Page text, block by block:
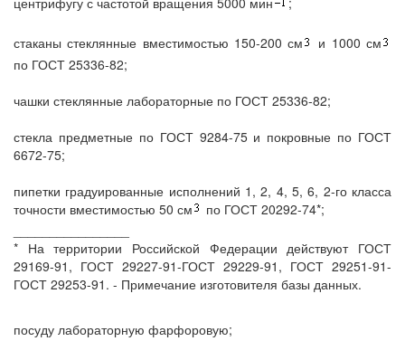
стаканы стеклянные вместимостью 150-200 см
и 1000 см
по ГОСТ 25336-82;
чашки стеклянные лабораторные по ГОСТ 25336-82;
стекла предметные по ГОСТ 9284-75 и покровные по ГОСТ
6672-75;
пипетки градуированные исполнений 1, 2, 4, 5, 6, 2-го класса
точности вместимостью 50 см
по ГОСТ 20292-74*;
* На территории Российской Федерации действуют ГОСТ
29169-91, ГОСТ 29227-91-ГОСТ 29229-91, ГОСТ 29251-91-
ГОСТ 29253-91. - Примечание изготовителя базы данных.
посуду лабораторную фарфоровую;